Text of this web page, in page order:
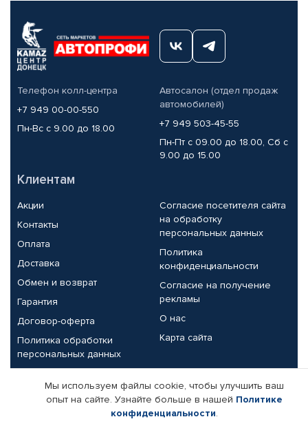
Телефон колл-центра
+7 949 00-00-550
Пн-Вс с 9.00 до 18.00
Автосалон (отдел продаж
автомобилей)
+7 949 503-45-55
Пн-Пт с 09.00 до 18.00, Сб с
9.00 до 15.00
Клиентам
Акции
Контакты
Оплата
Доставка
Обмен и возврат
Гарантия
Договор-оферта
Политика обработки
персональных данных
Согласие посетителя сайта
на обработку
персональных данных
Политика
конфиденциальности
Согласие на получение
рекламы
О нас
Карта сайта
Партнерам
Корпоративным клиентам
Реквизиты компании
Мы используем файлы cookie, чтобы улучшить ваш
опыт на сайте. Узнайте больше в нашей Политике
конфиденциальности.